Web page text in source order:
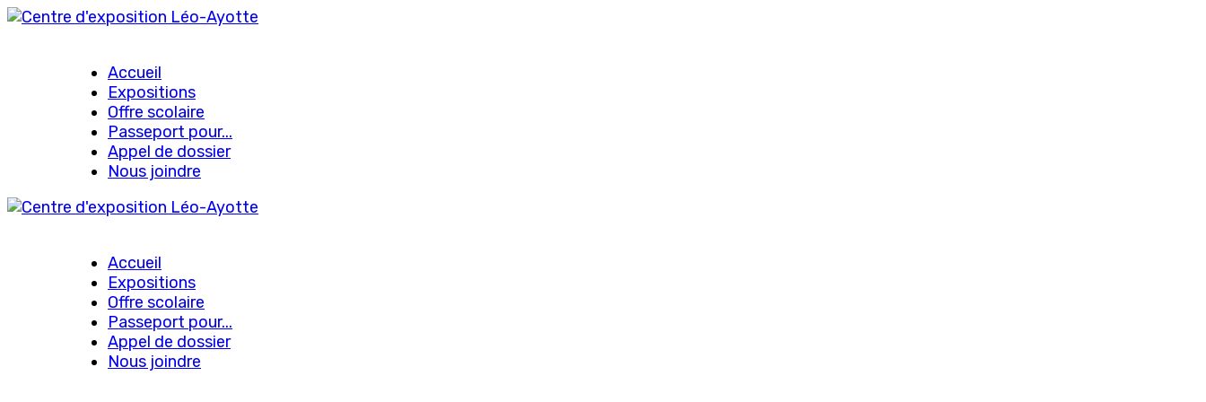
Accueil
Expositions
Offre scolaire
Passeport pour...
Appel de dossier
Nous joindre
Accueil
Expositions
Offre scolaire
Passeport pour...
Appel de dossier
Nous joindre